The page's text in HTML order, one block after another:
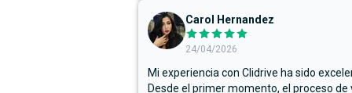
Carol Hernandez
24/04/2026
Mi experiencia con Clidrive ha sido
Desde el primer momento, el proceso de